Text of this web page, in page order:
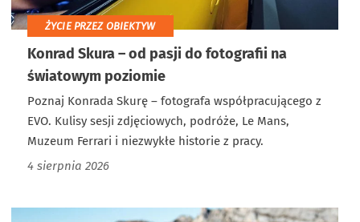
ŻYCIE PRZEZ OBIEKTYW
Konrad Skura – od pasji do fotografii na
światowym poziomie
Poznaj Konrada Skurę – fotografa współpracującego z
EVO. Kulisy sesji zdjęciowych, podróże, Le Mans,
Muzeum Ferrari i niezwykłe historie z pracy.
4 sierpnia 2026